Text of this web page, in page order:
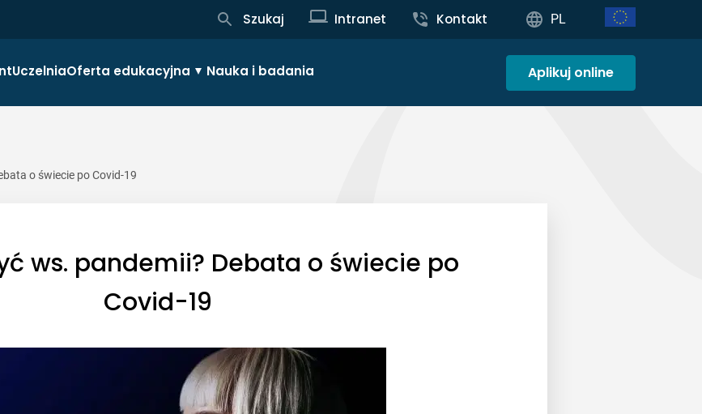
Szukaj Intranet Kontakt PL
UczelniaOferta edukacyjna Nauka i badania Aplikuj online
o świecie po Covid-19
ws. pandemii? Debata o świecie po
Covid-19